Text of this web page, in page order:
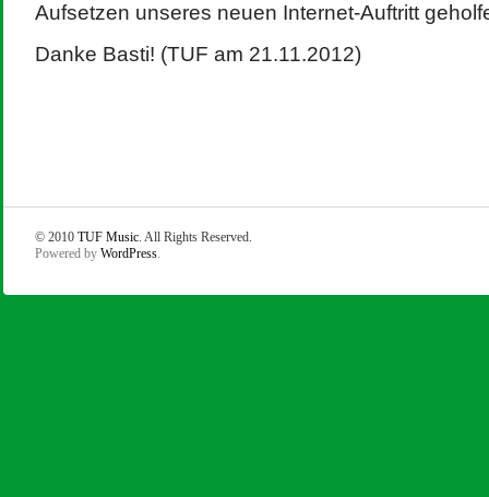
Aufsetzen unseres neuen Internet-Auftritt
Danke Basti! (TUF am 21.11.2012)
© 2010TUF Music. All Rights Reserved.
Powered byWordPress.